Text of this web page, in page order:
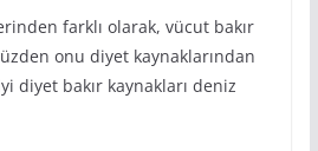
farklı olarak, vücut bakır
onu diyet kaynaklarından
diyet bakır kaynakları deniz